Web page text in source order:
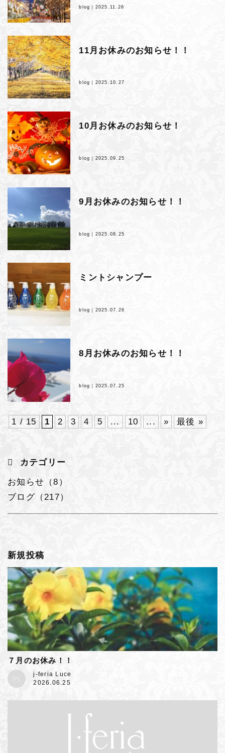
カテゴリー
お知らせ（8）
ブログ（217）
blog｜ 2025.11.26
11月お休みのお知らせ！！
blog｜ 2025.10.27
10月お休みのお知らせ！
blog｜ 2025.09.25
9月お休みのお知らせ！！
blog｜ 2025.08.25
ミントシャンプー
blog｜ 2025.07.26
8月お休みのお知らせ！！
blog｜ 2025.07.25
1 / 15 1 2 3 4 5 ... 10 ... » 最後 »
新規投稿
７月のお休み！！
j-feria Luce
2026.06.25